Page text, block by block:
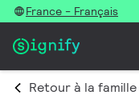
France - Français
Retour à la